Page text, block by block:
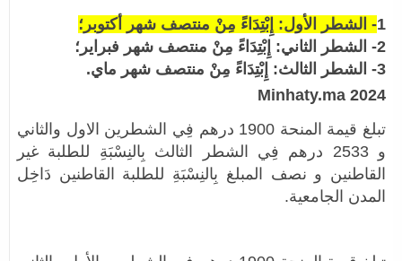
1- الشطر الأول: إِبْتِدَاءً مِنْ منتصف شهر أكتوبر؛
2- الشطر الثاني: إِبْتِدَاءً مِنْ منتصف شهر فبراير؛
3- الشطر الثالث: إِبْتِدَاءً مِنْ منتصف شهر ماي.
2024 Minhaty.ma
تبلغ قيمة المنحة 1900 درهم فِي الشطرين الاول والثاني
و 2533 درهم فِي الشطر الثالث بِالنِسْبَةِ للطلبة غير
القاطنين و نصف المبلغ بِالنِسْبَةِ للطلبة القاطنين دَاخِل
المدن الجامعية.